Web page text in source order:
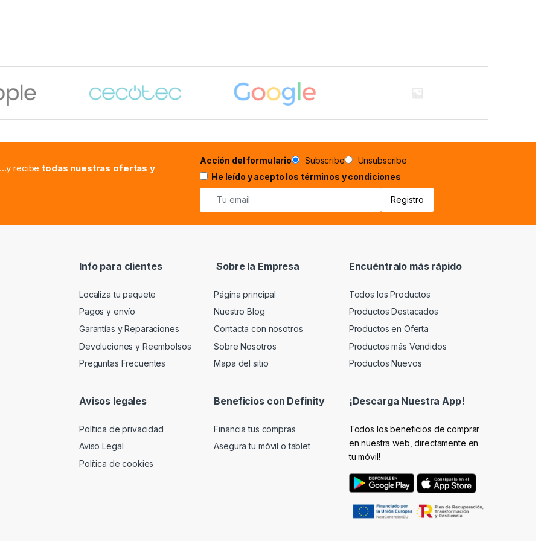
...y recibetodas nuestras ofertas y
Acción del formulario Subscribe
Unsubscribe
He leído y acepto los términos y condiciones
Info para clientes
Localiza tu paquete
Pagos y envío
Garantías y Reparaciones
Devoluciones y Reembolsos
Preguntas Frecuentes
Sobre la Empresa
Página principal
Nuestro Blog
Contacta con nosotros
Sobre Nosotros
Mapa del sitio
Encuéntralo más rápido
Todos los Productos
Productos Destacados
Productos en Oferta
Productos más Vendidos
Productos Nuevos
Avisos legales
Política de privacidad
Aviso Legal
Política de cookies
Beneficios con Definity
Financia tus compras
Asegura tu móvil o tablet
¡Descarga Nuestra App!
Todos los beneficios de comprar
en nuestra web, directamente en
tu móvil!